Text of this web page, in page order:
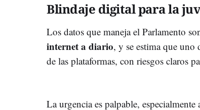
Blindaje digital para la
Los datos que maneja el Parlamento
internet a diario, y se estima que
de las plataformas, con riesgos claros
La urgencia es palpable,